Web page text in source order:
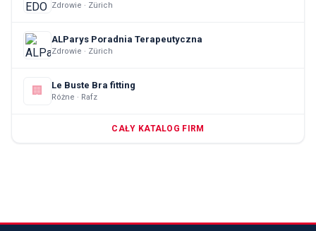
Zdrowie · Zürich
ALParys Poradnia Terapeutyczna
Zdrowie · Zürich
🏢 Le Buste Bra fitting
Różne · Rafz
CAŁY KATALOG FIRM